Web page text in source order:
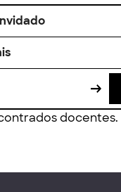
docentes.